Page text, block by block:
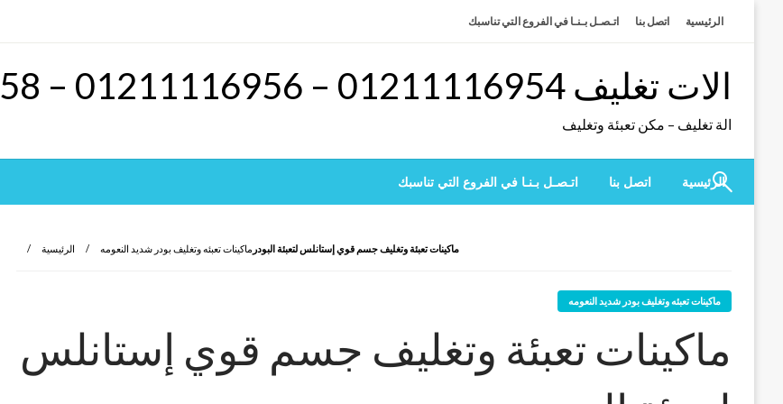
الرئيسية اتصل بنا اتـصـل بـنـا في الفروع التي تناسبك
الات تغليف 01211116954 – 01211116956 – 01211116958
الة تغليف – مكن تعبئة وتغليف
الرئيسية اتصل بنا اتـصـل بـنـا في الفروع التي تناسبك
الرئيسية ماكينات تعبئه وتغليف بودر شديد النعومه ماكينات تعبئة وتغليف جسم قوي إستانلس لتعبئة البودر
ماكينات تعبئه وتغليف بودر شديد النعومه
ماكينات تعبئة وتغليف جسم قوي إستانلس